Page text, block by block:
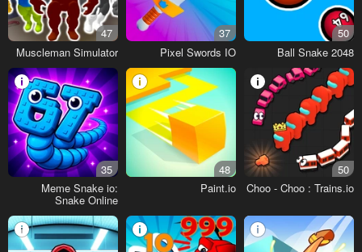
50
Ball Snake 2048
37
Pixel Swords IO
47
Muscleman Simulator
50
Choo - Choo : Trains.io
48
Paint.io
35
Meme Snake io:
Snake Online